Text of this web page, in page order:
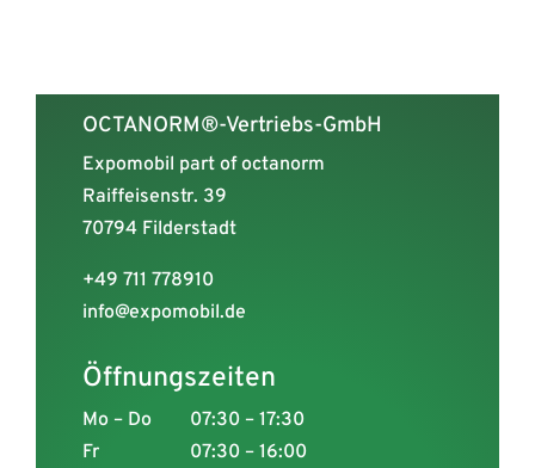
OCTANORM®-Vertriebs-GmbH
Expomobil part of octanorm
Raiffeisenstr. 39
70794 Filderstadt
+49 711 778910
info@expomobil.de
Öffnungszeiten
Mo – Do
07:30 – 17:30
Fr
07:30 – 16:00